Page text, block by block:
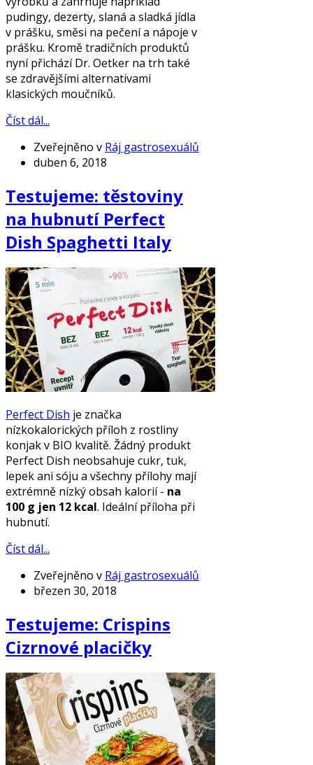
pudingy, dezerty, slaná a sladká jídla
v prášku, směsi na pečení a nápoje v
prášku. Kromě tradičních produktů
nyní přichází Dr. Oetker na trh také
se zdravějšími alternativami
klasických moučníků.
Číst dál...
Zveřejněno v Ráj gastrosexuálů
duben 6, 2018
Testujeme: těstoviny
na hubnutí Perfect
Dish Spaghetti Italy
Perfect Dish je značka
nízkokalorických příloh z rostliny
konjak v BIO kvalitě. Žádný produkt
Perfect Dish neobsahuje cukr, tuk,
lepek ani sóju a všechny přílohy mají
extrémně nízký obsah kalorií - na
100 g jen 12 kcal. Ideální příloha při
hubnutí.
Číst dál...
Zveřejněno v Ráj gastrosexuálů
březen 30, 2018
Testujeme: Crispins
Cizrnové placičky